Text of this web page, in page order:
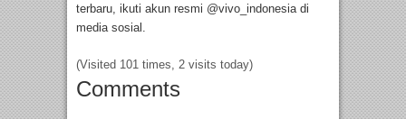
terbaru, ikuti akun resmi @vivo_indonesia di
media sosial.
(Visited 101 times, 2 visits today)
Comments